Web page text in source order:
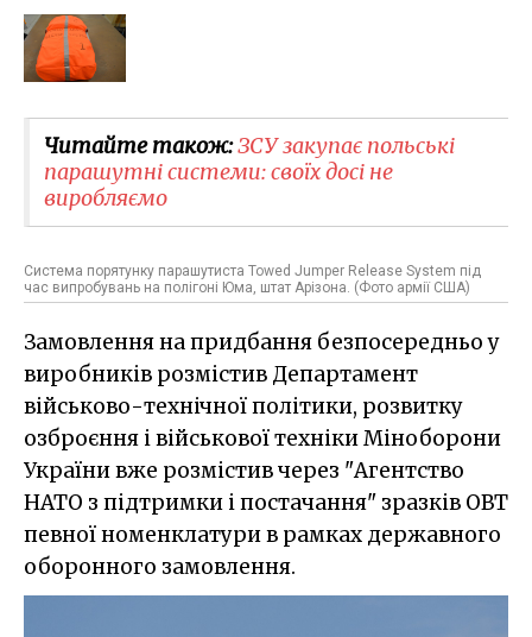
Читайте також:ЗСУ закупає польські
парашутні системи: своїх досі не
виробляємо
Система порятунку парашутиста Towed Jumper Release System під
час випробувань на полігоні Юма, штат Арізона. (Фото армії США)
Замовлення на придбання безпосередньо у
виробників розмістив Департамент
військово-технічної політики, розвитку
озброєння і військової техніки Міноборони
України вже розмістив через "Агентство
НАТО з підтримки і постачання" зразків ОВТ
певної номенклатури в рамках державного
оборонного замовлення.